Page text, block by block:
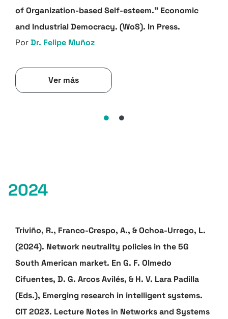
of Organization-based Self-esteem.” Economic
and Industrial Democracy. (WoS). In Press.
PorDr. Felipe Muñoz
Ver más
2024
Triviño, R., Franco-Crespo, A., & Ochoa-Urrego, L.
(2024). Network neutrality policies in the 5G
South American market. En G. F. Olmedo
Cifuentes, D. G. Arcos Avilés, & H. V. Lara Padilla
(Eds.), Emerging research in intelligent systems.
CIT 2023. Lecture Notes in Networks and Systems